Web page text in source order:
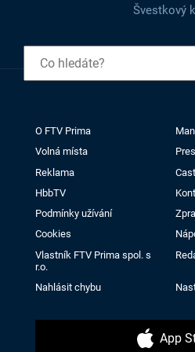
Švestkový
O FTV Prima
Volná místa
Reklama
HbbTV
Podmínky užívání
Cookies
Vlastník FTV Prima spol. s
r.o.
Nahlásit chybu
App